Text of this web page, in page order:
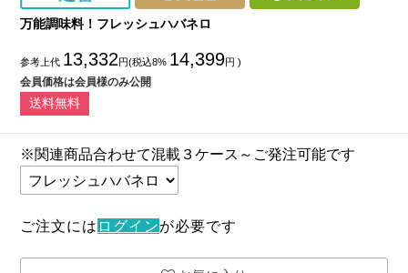
万能調味料！フレッシュハバネロ
参考上代 13,332円(税込8% 14,399円 )
会員価格は会員様のみ公開
送料無料
※関連商品合わせて混載３ケース～ご発注可能です
ご注文には ログインが必要です